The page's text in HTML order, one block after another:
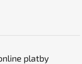
platby